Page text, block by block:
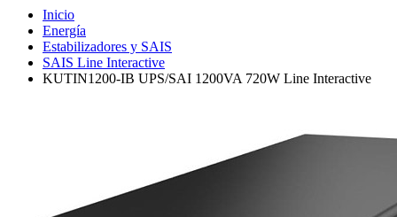
Inicio
Energía
Estabilizadores y SAIS
SAIS Line Interactive
KUTIN1200-IB UPS/SAI 1200VA 720W Line Interactive